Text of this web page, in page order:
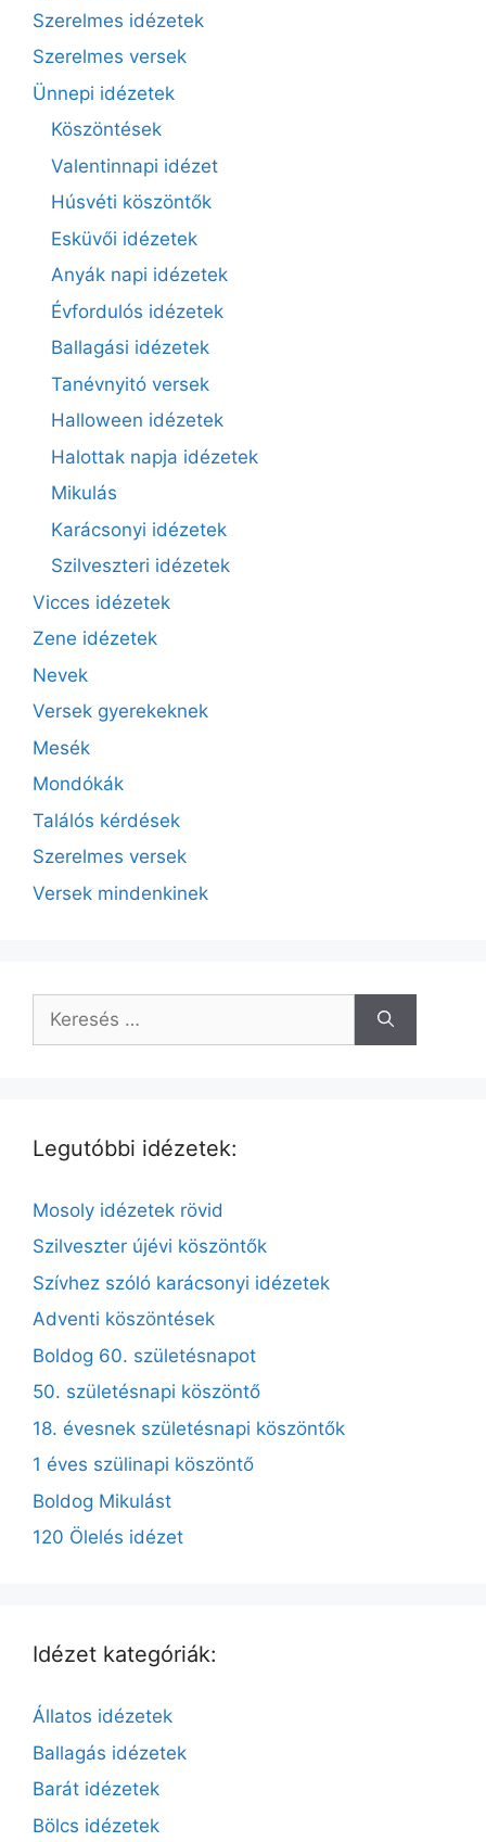
Szerelmes idézetek
Szerelmes versek
Ünnepi idézetek
Köszöntések
Valentinnapi idézet
Húsvéti köszöntők
Esküvői idézetek
Anyák napi idézetek
Évfordulós idézetek
Ballagási idézetek
Tanévnyitó versek
Halloween idézetek
Halottak napja idézetek
Mikulás
Karácsonyi idézetek
Szilveszteri idézetek
Vicces idézetek
Zene idézetek
Nevek
Versek gyerekeknek
Mesék
Mondókák
Találós kérdések
Szerelmes versek
Versek mindenkinek
Legutóbbi idézetek:
Mosoly idézetek rövid
Szilveszter újévi köszöntők
Szívhez szóló karácsonyi idézetek
Adventi köszöntések
Boldog 60. születésnapot
50. születésnapi köszöntő
18. évesnek születésnapi köszöntők
1 éves szülinapi köszöntő
Boldog Mikulást
120 Ölelés idézet
Idézet kategóriák:
Állatos idézetek
Ballagás idézetek
Barát idézetek
Bölcs idézetek